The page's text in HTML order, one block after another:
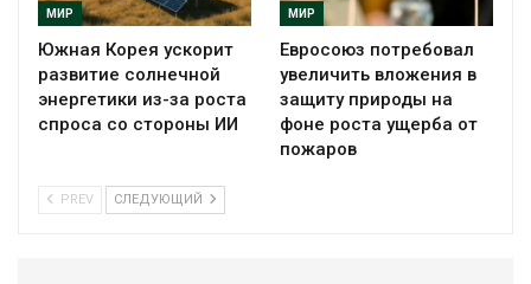
МИР
Южная Корея ускорит
развитие солнечной
энергетики из-за роста
спроса со стороны ИИ
МИР
Евросоюз потребовал
увеличить вложения в
защиту природы на
фоне роста ущерба от
пожаров
PREV СЛЕДУЮЩИЙ